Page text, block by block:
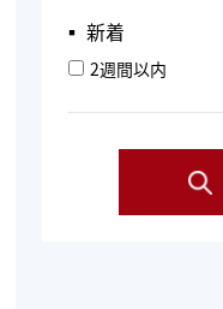
▪︎ 新着
2週間以内